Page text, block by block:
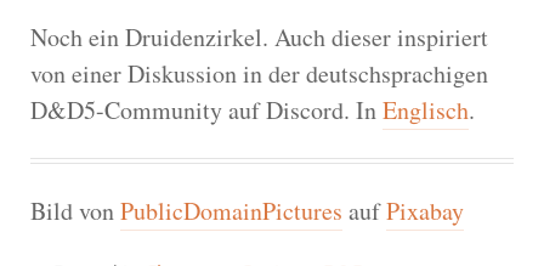
Noch ein Druidenzirkel. Auch dieser inspiriert
von einer Diskussion in der deutschsprachigen
D&D5-Community auf Discord. InEnglisch.
Bild vonPublicDomainPictures aufPixabay